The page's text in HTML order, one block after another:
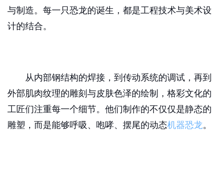
与制造。每一只恐龙的诞生，都是工程技术与美术设
计的结合。
从内部钢结构的焊接，到传动系统的调试，再到
外部肌肉纹理的雕刻与皮肤色泽的绘制，格彩文化的
工匠们注重每一个细节。他们制作的不仅仅是静态的
雕塑，而是能够呼吸、咆哮、摆尾的动态机器恐龙。